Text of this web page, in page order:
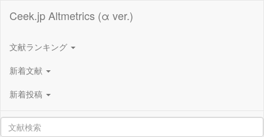
Ceek.jp Altmetrics (α ver.)
文献ランキング
新着文献
新着投稿